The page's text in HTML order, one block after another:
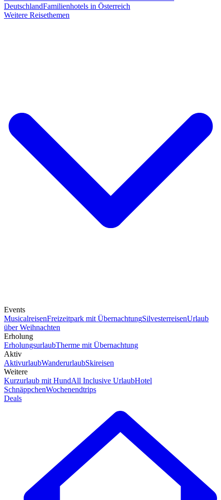
DeutschlandFamilienhotels in Österreich
Weitere Reisethemen
Events
MusicalreisenFreizeitpark mit ÜbernachtungSilvesterreisenUrlaub
über Weihnachten
Erholung
ErholungsurlaubTherme mit Übernachtung
Aktiv
AktivurlaubWanderurlaubSkireisen
Weitere
Kurzurlaub mit HundAll Inclusive UrlaubHotel
SchnäppchenWochenendtrips
Deals